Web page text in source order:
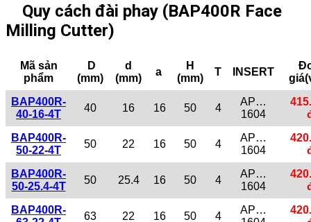
Quy cách đài phay (BAP400R Face
Milling Cutter)
Mã sản
phẩm
D
(mm)
d
(mm)
a
H
(mm)
T INSERT
BAP400R-
40-16-4T
40 16 16 50 4
AP…
1604
BAP400R-
50-22-4T
50 22 16 50 4
AP…
1604
BAP400R-
50-25.4-4T
50 25.4 16 50 4
AP…
1604
BAP400R-
63 22 16 50 4
AP…